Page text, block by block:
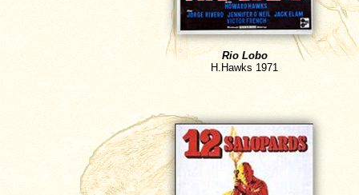
Rio Lobo
H.Hawks 1971